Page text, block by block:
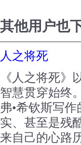
其他用户也
人之将死
《人之将死
智慧贯穿始终
弗•希钦斯写
实、甚至是残
来自己的心路